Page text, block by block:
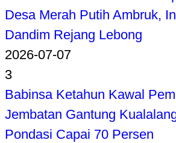
Desa Merah Putih Ambruk,
Dandim Rejang Lebong
2026-07-07
3
Babinsa Ketahun Kawal
Jembatan Gantung
Pondasi Capai 70 Persen